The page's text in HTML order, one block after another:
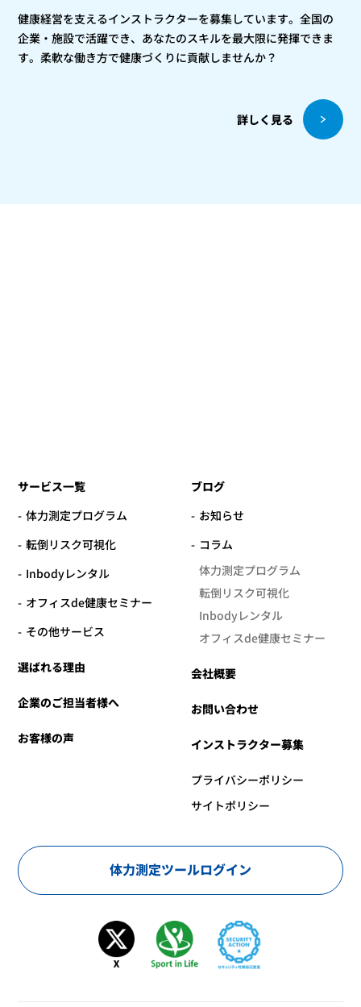
健康経営を支えるインストラクターを募集しています。全国の
企業・施設で活躍でき、あなたのスキルを最大限に発揮できま
す。柔軟な働き方で健康づくりに貢献しませんか？
詳しく見る
サービス一覧
体力測定プログラム
転倒リスク可視化
Inbodyレンタル
オフィスde健康セミナー
その他サービス
選ばれる理由
企業のご担当者様へ
お客様の声
ブログ
お知らせ
コラム
体力測定プログラム
転倒リスク可視化
Inbodyレンタル
オフィスde健康セミナー
会社概要
お問い合わせ
インストラクター募集
プライバシーポリシー
サイトポリシー
体力測定ツールログイン